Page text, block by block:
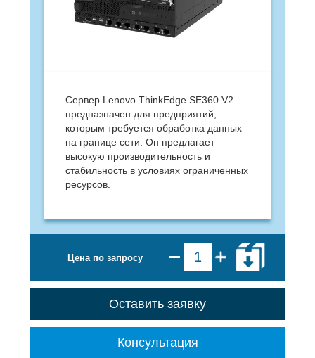
Сервер Lenovo ThinkEdge SE360 V2
предназначен для предприятий,
которым требуется обработка данных
на границе сети. Он предлагает
высокую производительность и
стабильность в условиях ограниченных
ресурсов.
Цена по запросу
Оставить заявку
Консультация